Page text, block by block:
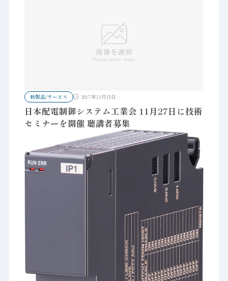
新製品/サービス 2017年11月15日
日本配電制御システム工業会 11月27日に技術
セミナーを開催 聴講者募集